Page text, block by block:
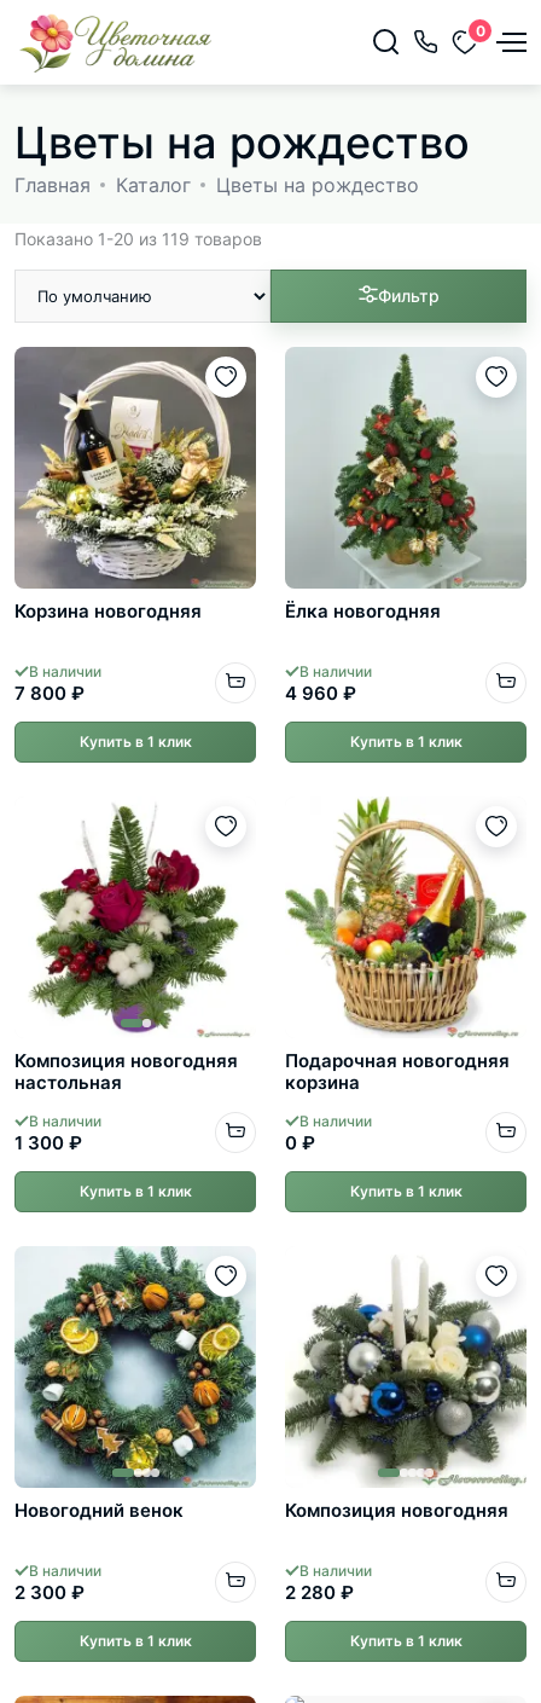
0
Цветы на рождество
Главная Каталог Цветы на рождество
Показано 1-20 из 119 товаров
Фильтр
Корзина новогодняя
В наличии
7 800 ₽
Купить в 1 клик
Ёлка новогодняя
В наличии
4 960 ₽
Купить в 1 клик
Композиция новогодняя
настольная
В наличии
1 300 ₽
Купить в 1 клик
Подарочная новогодняя
корзина
В наличии
0 ₽
Купить в 1 клик
Новогодний венок
В наличии
2 300 ₽
Купить в 1 клик
Композиция новогодняя
В наличии
2 280 ₽
Купить в 1 клик